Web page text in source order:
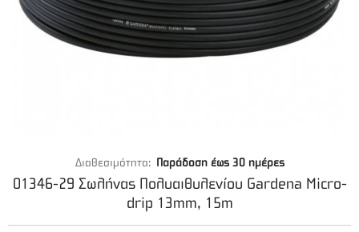
Διαθεσιμότητα: Παράδοση έως 30 ημέρες
01346-29 Σωλήνας Πολυαιθυλενίου Gardena Micro-
drip 13mm, 15m